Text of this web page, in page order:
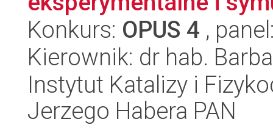
Konkurs: OPUS 4 ,
Kierownik: dr hab.
Instytut Katalizy i
Jerzego Habera PAN